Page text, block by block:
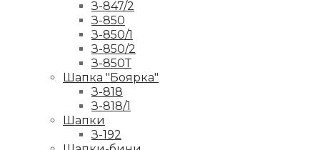
З-847/2
З-850
З-850/1
З-850/2
З-850Т
Шапка "Боярка"
З-818
З-818/1
Шапки
З-192